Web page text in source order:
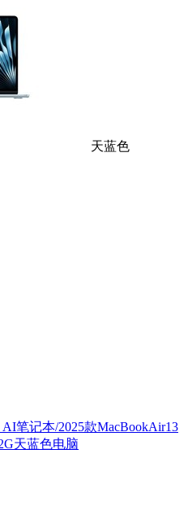
天蓝色
笔记本/2025款MacBookAir13
天蓝色电脑